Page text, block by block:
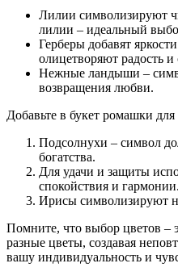
Лилии символизируют
лилии – идеальный
Герберы добавят
олицетворяют радость
Нежные ландыши –
возвращения любви.
Добавьте в букет ромашки
Подсолнухи – символ
богатства.
Для удачи и защиты
спокойствия и гармонии.
Ирисы символизируют
Помните, что выбор цветов –
разные цветы, создавая
вашу индивидуальность и